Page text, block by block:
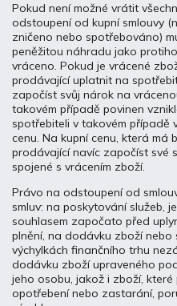
Pokud není možné vrátit
odstoupení od kupní smlouvy
zničeno nebo spotřebováno)
peněžitou náhradu jako
vráceno. Pokud je vrácené
prodávající uplatnit na
započíst svůj nárok na
takovém případě povinen
spotřebiteli v takovém případě
cenu. Na kupní cenu, která má
prodávající navíc započíst své
spojené s vrácením zboží.
Právo na odstoupení od
smluv: na poskytování služeb,
souhlasem započato před
plnění, na dodávku zboží nebo
výchylkách finančního trhu
dodávku zboží upraveného
jeho osobu, jakož i zboží,
opotřebení nebo zastarání,